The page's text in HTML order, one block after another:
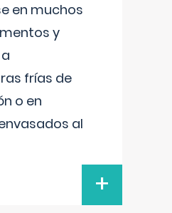
en muchos
y
frías de
o en
al
+